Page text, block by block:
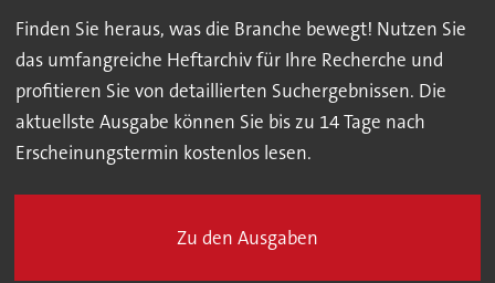
Finden Sie heraus, was die Branche bewegt! Nutzen Sie
das umfangreiche Heftarchiv für Ihre Recherche und
profitieren Sie von detaillierten Suchergebnissen. Die
aktuellste Ausgabe können Sie bis zu 14 Tage nach
Erscheinungstermin kostenlos lesen.
Zu den Ausgaben